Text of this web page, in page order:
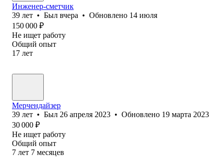
Инженер-сметчик
39 лет • Был вчера • Обновлено 14 июля
150 000 ₽
Не ищет работу
Общий опыт
17 лет
Мерчендайзер
39 лет • Был 26 апреля 2023 • Обновлено 19 марта 2023
30 000 ₽
Не ищет работу
Общий опыт
7 лет 7 месяцев